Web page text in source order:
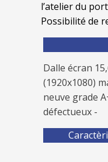
l’atelier du
Possibilité de
Dalle écran
(1920x1080)
neuve grade
défectueux -